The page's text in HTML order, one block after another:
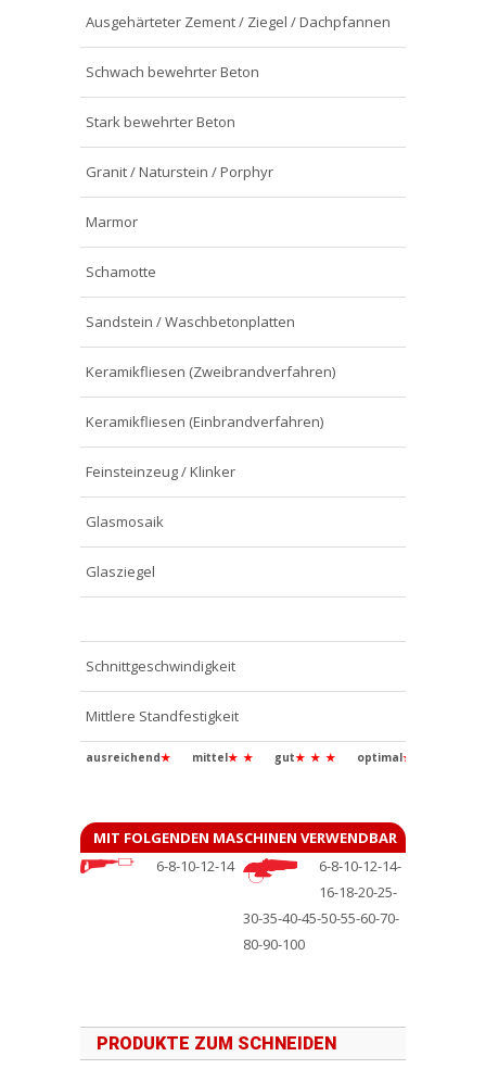
Ausgehärteter Zement / Ziegel / Dachpfannen
Schwach bewehrter Beton
Stark bewehrter Beton
Granit / Naturstein / Porphyr
Marmor
Schamotte
Sandstein / Waschbetonplatten
Keramikfliesen (Zweibrandverfahren)
Keramikfliesen (Einbrandverfahren)
Feinsteinzeug / Klinker
Glasmosaik
Glasziegel
Schnittgeschwindigkeit
Mittlere Standfestigkeit
ausreichend★ mittel★ ★ gut★ ★ ★ optimal★
MIT FOLGENDEN MASCHINEN VERWENDBAR
6-8-10-12-14
6-8-10-12-14-
16-18-20-25-
30-35-40-45-50-55-60-70-
80-90-100
PRODUKTE ZUM SCHNEIDEN